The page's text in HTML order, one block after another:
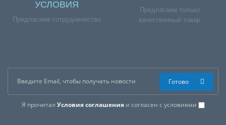
УСЛОВИЯ
Предлагаем сотрудничество
Предлагаем только
качественный товар
Я прочитал Условия соглашенияи согласен с условиями
Готово